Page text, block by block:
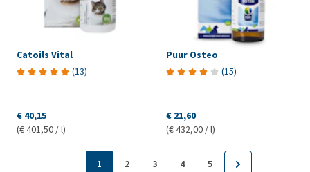
Catoils Vital
(13)
€ 40,15
(€ 401,50 / l)
Puur Osteo
(15)
€ 21,60
(€ 432,00 / l)
1 2 3 4 5